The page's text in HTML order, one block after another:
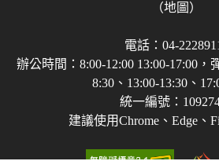
（地圖）
電話：04-
辦公時間：8:00-12:00 13:00-17:00，
8:30、13:00-13:30、
統一編號：
建議使用Chrome、Edge、